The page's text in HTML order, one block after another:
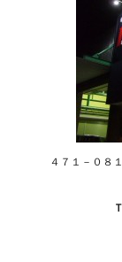
４７１－０